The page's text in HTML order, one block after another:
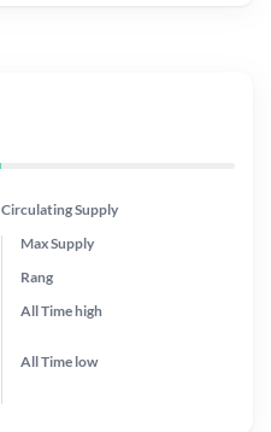
Circulating Supply
Max Supply
Rang
All Timehigh
All Time low